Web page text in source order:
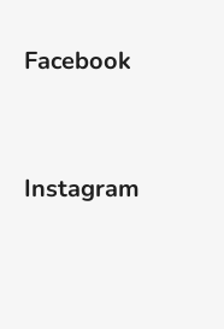
Facebook
Instagram